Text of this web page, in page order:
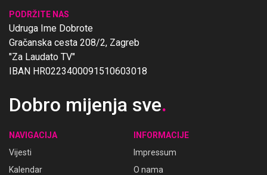
PODRŽITE NAS
Udruga Ime Dobrote
Gračanska cesta 208/2, Zagreb
"Za Laudato TV"
IBAN HR0223400091510603018
Dobro mijenja sve.
NAVIGACIJA
Vijesti
Kalendar
INFORMACIJE
Impressum
O nama